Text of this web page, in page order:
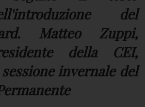
del
Matteo Zuppi,
della CEI,
invernale del